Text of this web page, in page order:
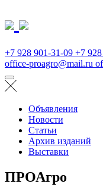
+7 928 901-31-09 +7
office-proagro@mail.ru
Объявления
Новости
Статьи
Архив изданий
Выставки
ПРОАгро